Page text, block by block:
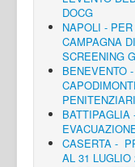
DOCG
NAPOLI -
CAMPAGNA
SCREENING
BENEVENTO
BATTIPAGLIA
CASERTA -
AL 31 LUGLIO